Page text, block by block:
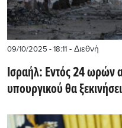
09/10/2025 - 18:11 - Διεθνή
Ισραήλ: Εντός 24 ωρών
υπουργικού θα